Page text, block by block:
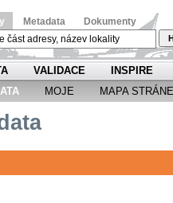
Metadata Dokumenty
VALIDACE
INSPIRE
MOJE MAPA